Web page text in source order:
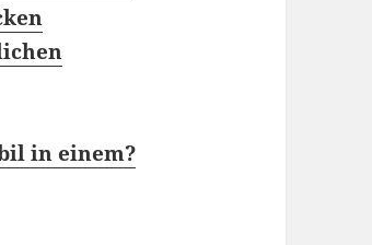
in einem?